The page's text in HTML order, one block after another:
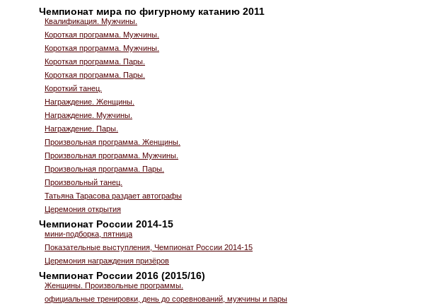
Чемпионат мира по фигурному катанию 2011
Квалификация. Мужчины.
Короткая программа. Мужчины.
Короткая программа. Мужчины.
Короткая программа. Пары.
Короткая программа. Пары.
Короткий танец.
Награждение. Женщины.
Награждение. Мужчины.
Награждение. Пары.
Произвольная программа. Женщины.
Произвольная программа. Мужчины.
Произвольная программа. Пары.
Произвольный танец.
Татьяна Тарасова раздает автографы
Церемония открытия
Чемпионат России 2014-15
мини-подборка, пятница
Показательные выступления, Чемпионат России 2014-15
Церемония награждения призёров
Чемпионат России 2016 (2015/16)
Женщины. Произвольные программы.
официальные тренировки, день до соревнований, мужчины и пары